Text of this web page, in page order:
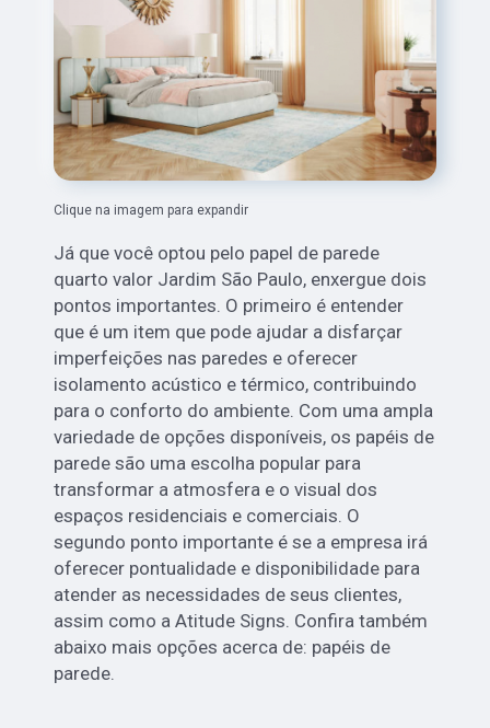
Clique na imagem para expandir
Já que você optou pelo papel de parede
quarto valor Jardim São Paulo, enxergue dois
pontos importantes. O primeiro é entender
que é um item que pode ajudar a disfarçar
imperfeições nas paredes e oferecer
isolamento acústico e térmico, contribuindo
para o conforto do ambiente. Com uma ampla
variedade de opções disponíveis, os papéis de
parede são uma escolha popular para
transformar a atmosfera e o visual dos
espaços residenciais e comerciais. O
segundo ponto importante é se a empresa irá
oferecer pontualidade e disponibilidade para
atender as necessidades de seus clientes,
assim como a Atitude Signs. Confira também
abaixo mais opções acerca de: papéis de
parede.